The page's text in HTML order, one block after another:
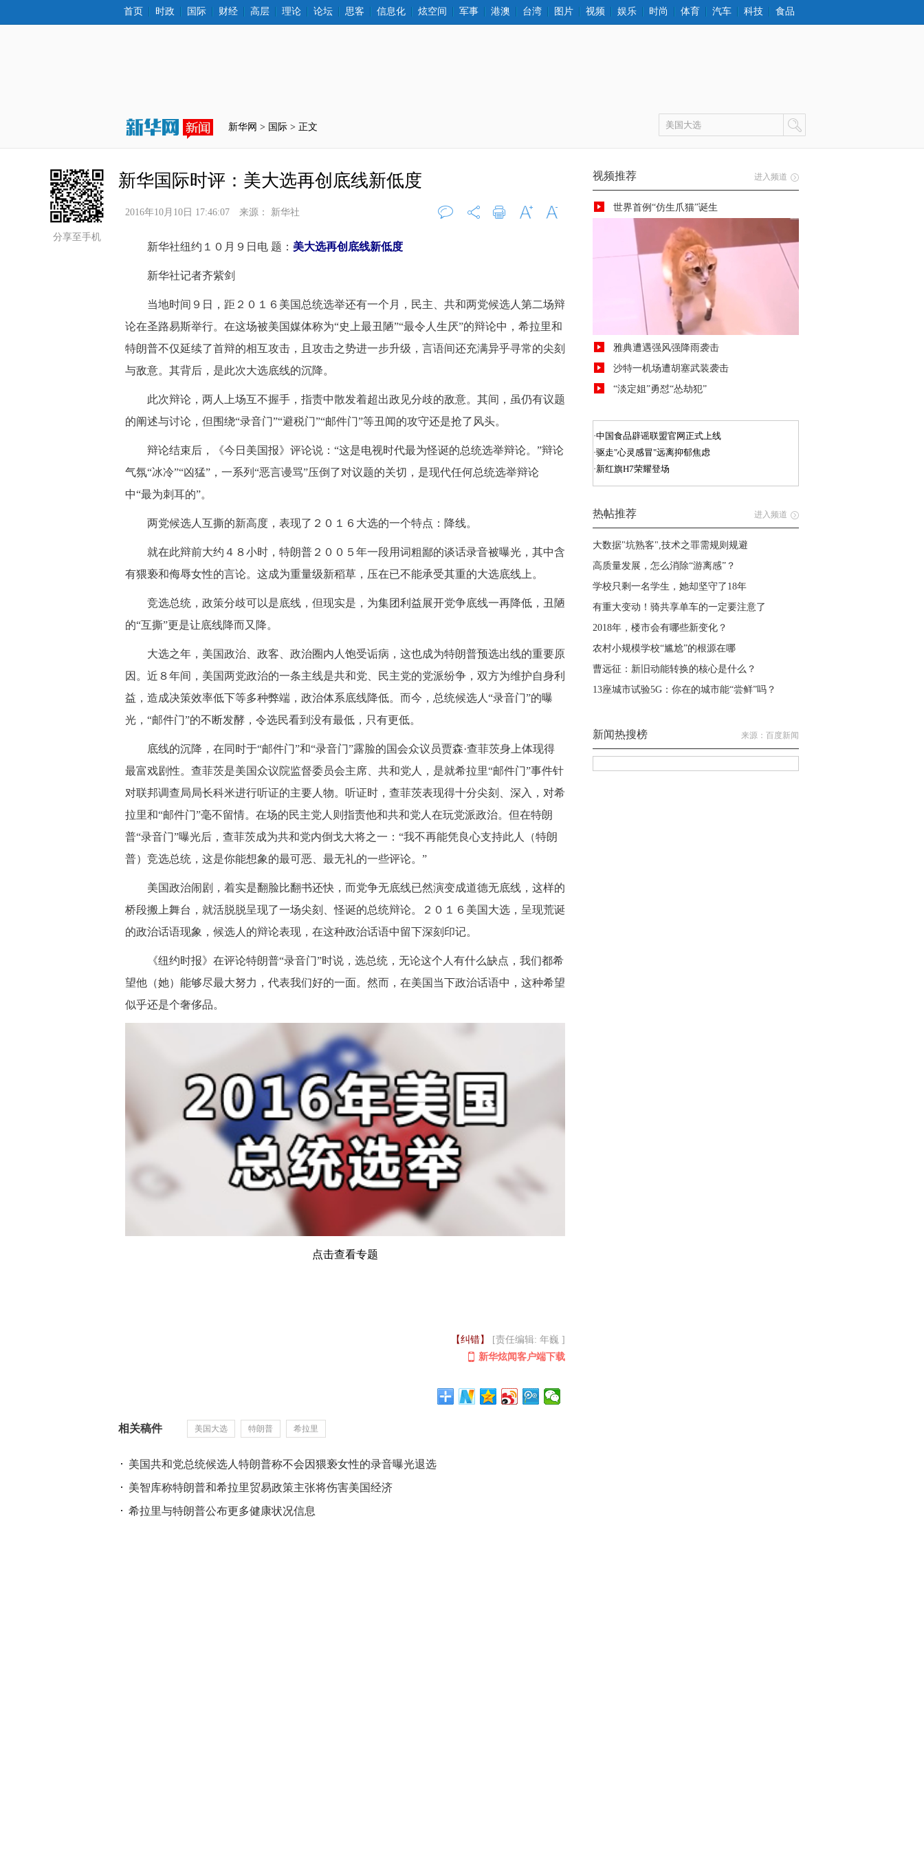
首页 时政 国际 财经 高层 理论 论坛 思客 信息化 炫空间 军事 港澳 台湾 图片 视频 娱乐 时尚 体育 汽车 科技 食品
新华网 > 国际 > 正文
分享至手机
新华国际时评：美大选再创底线新低度
2016年10月10日 17:46:07 来源： 新华社
新华社纽约１０月９日电 题： 美大选再创底线新低度
新华社记者齐紫剑
当地时间９日，距２０１６美国总统选举还有一个月，民主、共和两党候选人第二场辩
论在圣路易斯举行。在这场被美国媒体称为“史上最丑陋”“最令人生厌”的辩论中，希拉里和
特朗普不仅延续了首辩的相互攻击，且攻击之势进一步升级，言语间还充满异乎寻常的尖刻
与敌意。其背后，是此次大选底线的沉降。
此次辩论，两人上场互不握手，指责中散发着超出政见分歧的敌意。其间，虽仍有议题
的阐述与讨论，但围绕“录音门”“避税门”“邮件门”等丑闻的攻守还是抢了风头。
辩论结束后，《今日美国报》评论说：“这是电视时代最为怪诞的总统选举辩论。”辩论
气氛“冰冷”“凶猛”，一系列“恶言谩骂”压倒了对议题的关切，是现代任何总统选举辩论
中“最为刺耳的”。
两党候选人互撕的新高度，表现了２０１６大选的一个特点：降线。
就在此辩前大约４８小时，特朗普２００５年一段用词粗鄙的谈话录音被曝光，其中含
有猥亵和侮辱女性的言论。这成为重量级新稻草，压在已不能承受其重的大选底线上。
竞选总统，政策分歧可以是底线，但现实是，为集团利益展开党争底线一再降低，丑陋
的“互撕”更是让底线降而又降。
大选之年，美国政治、政客、政治圈内人饱受诟病，这也成为特朗普预选出线的重要原
因。近８年间，美国两党政治的一条主线是共和党、民主党的党派纷争，双方为维护自身利
益，造成决策效率低下等多种弊端，政治体系底线降低。而今，总统候选人“录音门”的曝
光，“邮件门”的不断发酵，令选民看到没有最低，只有更低。
底线的沉降，在同时于“邮件门”和“录音门”露脸的国会众议员贾森·查菲茨身上体现得
最富戏剧性。查菲茨是美国众议院监督委员会主席、共和党人，是就希拉里“邮件门”事件针
对联邦调查局局长科米进行听证的主要人物。听证时，查菲茨表现得十分尖刻、深入，对希
拉里和“邮件门”毫不留情。在场的民主党人则指责他和共和党人在玩党派政治。但在特朗
普“录音门”曝光后，查菲茨成为共和党内倒戈大将之一：“我不再能凭良心支持此人（特朗
普）竞选总统，这是你能想象的最可恶、最无礼的一些评论。”
美国政治闹剧，着实是翻脸比翻书还快，而党争无底线已然演变成道德无底线，这样的
桥段搬上舞台，就活脱脱呈现了一场尖刻、怪诞的总统辩论。２０１６美国大选，呈现荒诞
的政治话语现象，候选人的辩论表现，在这种政治话语中留下深刻印记。
《纽约时报》在评论特朗普“录音门”时说，选总统，无论这个人有什么缺点，我们都希
望他（她）能够尽最大努力，代表我们好的一面。然而，在美国当下政治话语中，这种希望
似乎还是个奢侈品。
点击查看专题
【纠错】
[责任编辑: 年巍 ]
新华炫闻客户端下载
相关稿件 美国大选 特朗普 希拉里
美国共和党总统候选人特朗普称不会因猥亵女性的录音曝光退选
美智库称特朗普和希拉里贸易政策主张将伤害美国经济
希拉里与特朗普公布更多健康状况信息